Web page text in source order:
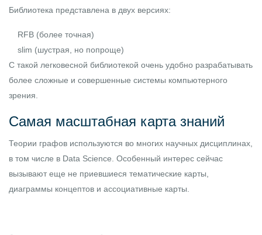
Библиотека представлена в двух версиях:
RFB (более точная)
slim (шустрая, но попроще)
С такой легковесной библиотекой очень удобно разрабатывать
более сложные и совершенные системы компьютерного
зрения.
Самая масштабная карта знаний
Теории графов используются во многих научных дисциплинах,
в том числе в Data Science. Особенный интерес сейчас
вызывают еще не приевшиеся тематические карты
диаграммы концептов и ассоциативные карты